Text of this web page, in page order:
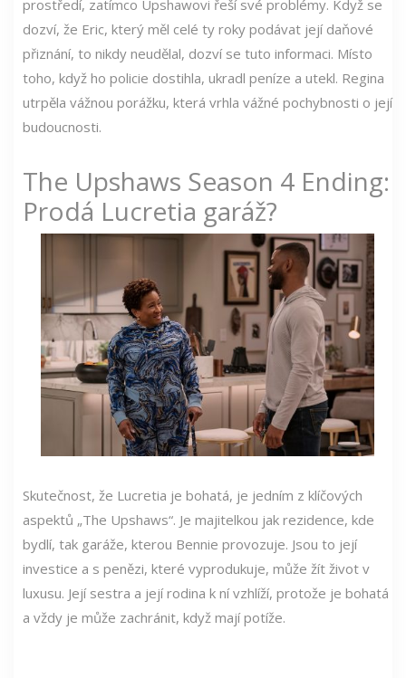
prostředí, zatímco Upshawovi řeší své problémy. Když se
dozví, že Eric, který měl celé ty roky podávat její daňové
přiznání, to nikdy neudělal, dozví se tuto informaci. Místo
toho, když ho policie dostihla, ukradl peníze a utekl. Regina
utrpěla vážnou porážku, která vrhla vážné pochybnosti o její
budoucnosti.
The Upshaws Season 4 Ending:
Prodá Lucretia garáž?
Skutečnost, že Lucretia je bohatá, je jedním z klíčových
aspektů „The Upshaws“. Je majitelkou jak rezidence, kde
bydlí, tak garáže, kterou Bennie provozuje. Jsou to její
investice a s penězi, které vyprodukuje, může žít život v
luxusu. Její sestra a její rodina k ní vzhlíží, protože je bohatá
a vždy je může zachránit, když mají potíže.